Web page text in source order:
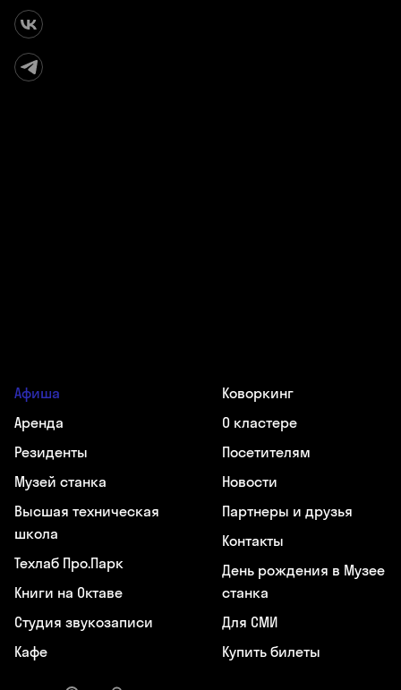
Афиша
Аренда
Резиденты
Музей станка
Высшая техническая
школа
Техлаб Про.Парк
Книги на Октаве
Студия звукозаписи
Кафе
Коворкинг
О кластере
Посетителям
Новости
Партнеры и друзья
Контакты
День рождения в Музее
станка
Для СМИ
Купить билеты